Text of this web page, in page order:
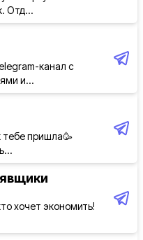
739 руб.
COPOZZ
за
HARE 9
за 3095
Отд...
канал с
и...
тебе пришла🥳
хочет экономить!